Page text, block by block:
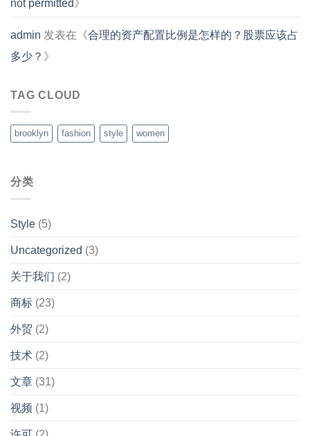
not permitted》
admin 发表在《合理的资产配置比例是怎样的？股票应该占
多少？ 》
TAG CLOUD
brooklyn fashion style women
分类
Style (5)
Uncategorized (3)
关于我们 (2)
商标 (23)
外贸 (2)
技术 (2)
文章 (31)
视频 (1)